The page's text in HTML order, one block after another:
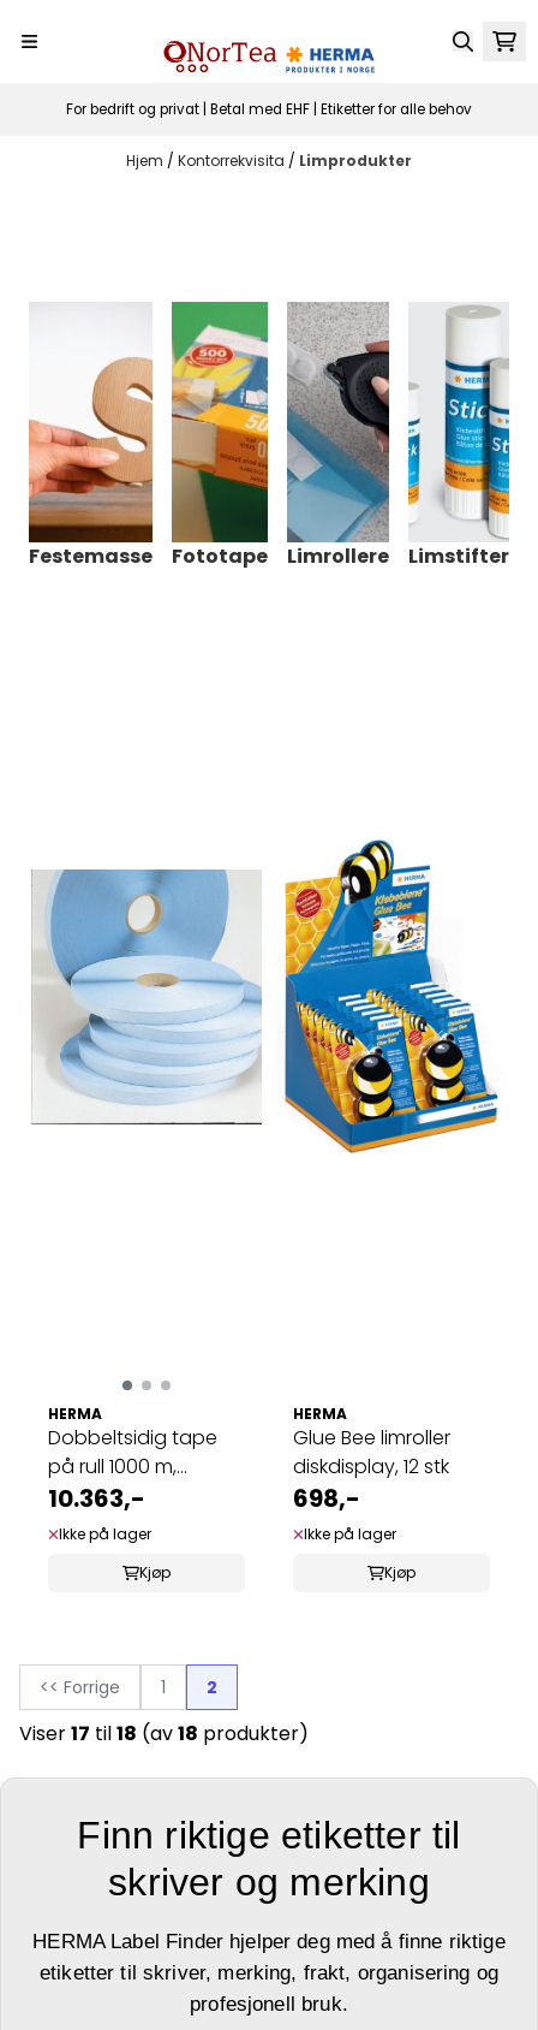
For bedrift og privat | Betal med EHF | Etiketter for alle behov
Hjem / Kontorrekvisita / Limprodukter
Festemasse Fototape Limrollere Limstifter
HERMA
Dobbeltsidig tape
på rull 1000 m,
bredde 16 mm, ...
10.363,-
Ikke på lager
Kjøp
HERMA
Glue Bee limroller
diskdisplay, 12 stk
698,-
Ikke på lager
Kjøp
<< Forrige 1 2
Viser17 til18 (av18 produkter)
Finn riktige etiketter til
skriver og merking
HERMA Label Finder hjelper deg med å finne riktige
etiketter til skriver, merking, frakt, organisering og
profesjonell bruk.